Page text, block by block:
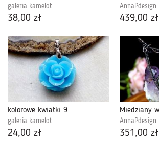
galeria kamelot
38,00 zł
AnnaPdesign
439,00 zł
kolorowe kwiatki 9
galeria kamelot
24,00 zł
AnnaPdesign
351,00 zł